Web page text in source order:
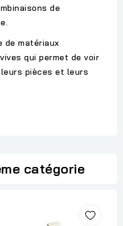
de
de matériaux
qui permet de voir
pièces et leurs
catégorie